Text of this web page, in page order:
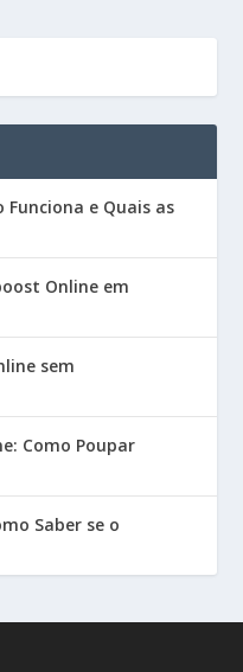
e Quais as
Online em
sem
Como Poupar
Saber se o